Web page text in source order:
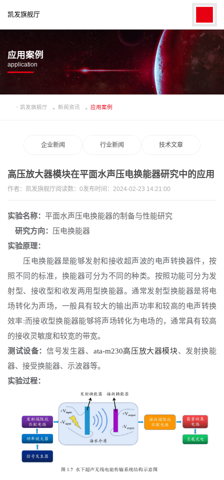
凯发旗舰厅
应用案例
application
凯发旗舰厅 新闻资讯 应用案例
企业新闻 行业新闻 技术文章
高压放大器模块在平面水声压电换能器研究中的应用
作者： 凯发旗舰厅阅读数： 0发布时间：2024-02-23 14:21:00
实验名称： 平面水声压电换能器的制备与性能研究
研究方向： 压电换能器
实验原理：
压电换能器是能够发射和接收超声波的电声转换器件，按
照不同的标准，换能器可分为不同的种类。按照功能可分为发
射型、接收型和收发两用型换能器。通常发射型换能器是将电
场转化为声场，一般具有较大的输出声功率和较高的电声转换
效率:而接收型换能器能够将声场转化为电场的，通常具有较高
的接收灵敏度和较宽的带宽。
测试设备：信号发生器、 ata-m230高压放大器模块、发射换能
器、接受换能器、示波器等。
实验过程：